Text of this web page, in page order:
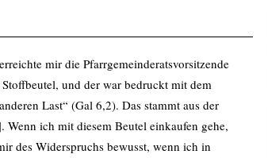
mir die Pfarrgemeinderatsvorsitzende
und der war bedruckt mit dem
Last“ (Gal 6,2). Das stammt aus der
Wenn ich mit diesem Beutel einkaufen gehe,
des Widerspruchs bewusst, wenn ich in